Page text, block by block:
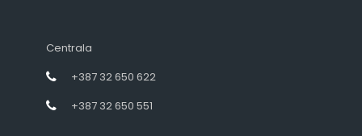
Centrala
+387 32 650 622
+387 32 650 551